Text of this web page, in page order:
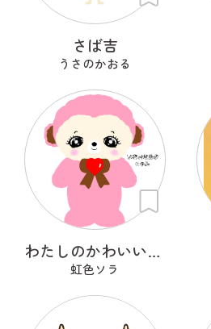
さば吉
うさのかおる
わたしのかわいいせかい
虹色ソラ